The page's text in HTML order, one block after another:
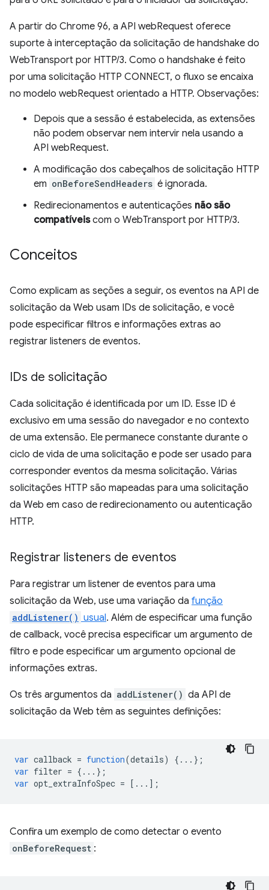
A partir do Chrome 96, a API webRequest oferece
suporte à interceptação da solicitação de handshake do
WebTransport por HTTP/3. Como o handshake é feito
por uma solicitação HTTP CONNECT, o fluxo se encaixa
no modelo webRequest orientado a HTTP. Observações:
Depois que a sessão é estabelecida, as extensões
não podem observar nem intervir nela usando a
API webRequest.
A modificação dos cabeçalhos de solicitação HTTP
em onBeforeSendHeaders é ignorada.
Redirecionamentos e autenticações não são
compatíveiscom o WebTransport por HTTP/3.
Conceitos
Como explicam as seções a seguir, os eventos na API de
solicitação da Web usam IDs de solicitação, e você
pode especificar filtros e informações extras ao
registrar listeners de eventos.
IDs de solicitação
Cada solicitação é identificada por um ID. Esse ID é
exclusivo em uma sessão do navegador e no contexto
de uma extensão. Ele permanece constante durante o
ciclo de vida de uma solicitação e pode ser usado para
corresponder eventos da mesma solicitação. Várias
solicitações HTTP são mapeadas para uma solicitação
da Web em caso de redirecionamento ou autenticação
HTTP.
Registrar listeners de eventos
Para registrar um listener de eventos para uma
solicitação da Web, use uma variação da função
addListener() usual. Além de especificar uma função
de callback, você precisa especificar um argumento de
filtro e pode especificar um argumento opcional de
informações extras.
Os três argumentos da addListener() da API de
solicitação da Web têm as seguintes definições:
var callback = function(details)
{...};
var filter = {...};
var opt_extraInfoSpec = [...];
Confira um exemplo de como detectar o evento
onBeforeRequest :